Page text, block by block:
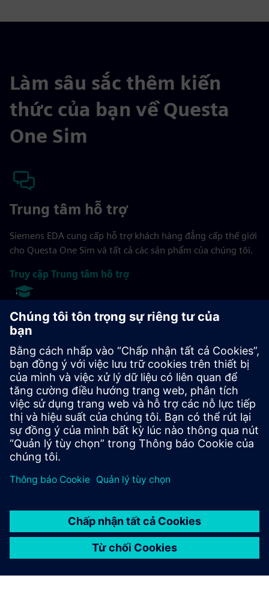
Làm sâu sắc thêm kiến
thức của bạn về Questa
One Sim
Trung tâm hỗ trợ
Siemens EDA cung cấp hỗ trợ khách hàng đẳng cấp thế giới
cho Questa One Sim và tất cả các sản phẩm của chúng tôi.
Truy cập Trung tâm hỗ trợ
Học viện xác minh
Học viện Xác minh cung cấp các kỹ năng cần thiết để hoàn
thiện khả năng quy trình xác minh chức năng của tổ chức,
cung cấp cầu nối phương pháp giữa các đề xuất giá trị cấp
cao và các chi tiết cấp thấp.
Tìm hiểu thêm
Blog xác minh Horizons
Để hỗ trợ hiểu biết về các công nghệ xác minh chức năng
hãy truy cập blog của chúng tôi để biết thông tin chi tiết và
cập nhật về các khái niệm, giá trị, tiêu chuẩn, phương pháp